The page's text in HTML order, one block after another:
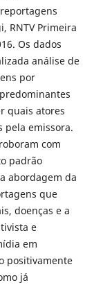
RNTV Primeira
Os dados
análise de
por
quais atores
pela emissora.
com
padrão
abordagem da
que
doenças e a
e
em
positivamente
já